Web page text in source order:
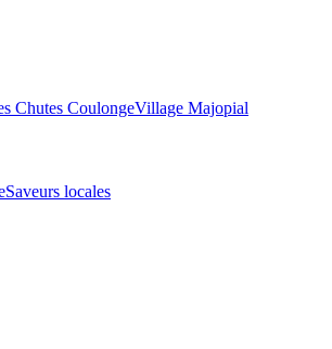
Chutes CoulongeVillage Majopial
Saveurs locales